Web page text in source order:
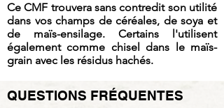
Ce CMF trouvera sans contredit son utilité
dans vos champs de céréales, de soya et
de maïs-ensilage. Certains l'utilisent
également comme chisel dans le maïs-
grain avec les résidus hachés.
QUESTIONS FRÉQUENTES